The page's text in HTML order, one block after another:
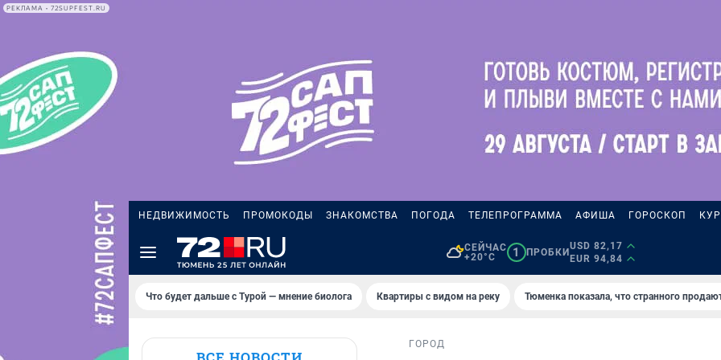
РЕКЛАМА • 72SUPFEST.RU
НЕДВИЖИМОСТЬ ПРОМОКОДЫ ЗНАКОМСТВА ПОГОДА ТЕЛЕПРОГРАММА АФИША ГОРОСКОП
СЕЙЧАС
+20°C
1 ПРОБКИ
USD 82,17
EUR 94,84
Что будет дальше с Турой — мнение биолога Квартиры с видом на реку Тюменка показала, что странного
ГОРОД